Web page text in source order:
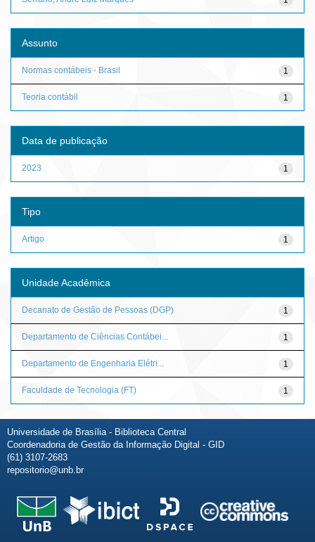
Assunto
1
Normas contábeis - Brasil
1
Teoria contábil
Data de publicação
1
2023
Tipo
1
Artigo
Unidade Acadêmica
1
Decanato de Gestão de Pessoas (DGP)
1
Departamento de Ciências Contábei...
1
Departamento de Engenharia Elétri...
1
Faculdade de Tecnologia (FT)
Universidade de Brasília - Biblioteca Central
Coordenadoria de Gestão da Informação Digital - GID
(61) 3107-2683
repositorio@unb.br